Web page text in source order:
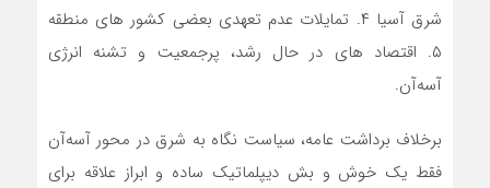
شرق آسیا ۴. تمایلات عدم تعهدی بعضی کشور های منطقه
۵. اقتصاد های در حال رشد، پرجمعیت و تشنه انرژی
آسه‌آن.
برخلاف برداشت عامه، سیاست نگاه به شرق در محور آسه‌آن
فقط یک خوش و بش دیپلماتیک ساده و ابراز علاقه برای